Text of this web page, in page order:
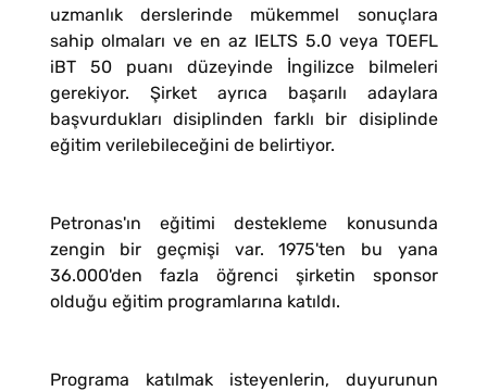
uzmanlık derslerinde mükemmel sonuçlara
sahip olmaları ve en az IELTS 5.0 veya TOEFL
iBT 50 puanı düzeyinde İngilizce bilmeleri
gerekiyor. Şirket ayrıca başarılı adaylara
başvurdukları disiplinden farklı bir disiplinde
eğitim verilebileceğini de belirtiyor.
Petronas'ın eğitimi destekleme konusunda
zengin bir geçmişi var. 1975'ten bu yana
36.000'den fazla öğrenci şirketin sponsor
olduğu eğitim programlarına katıldı.
Programa katılmak isteyenlerin, duyurunun